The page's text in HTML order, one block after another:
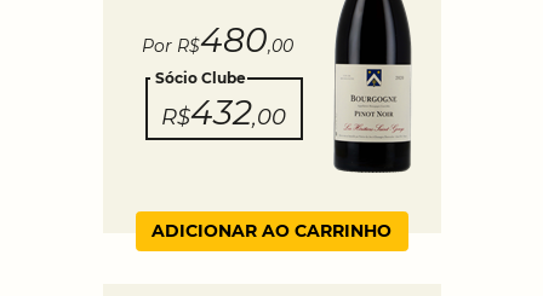
Por R$480,00
Sócio Clube
R$432,00
ADICIONAR AO CARRINHO